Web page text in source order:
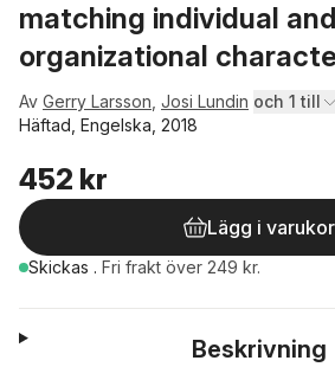
matching individual and
organizational
Av Gerry Larsson Josi Lundin och 1 till
Häftad, Engelska, 2018
452 kr
Lägg i
Skickas . Fri frakt över 249 kr.
Beskrivning